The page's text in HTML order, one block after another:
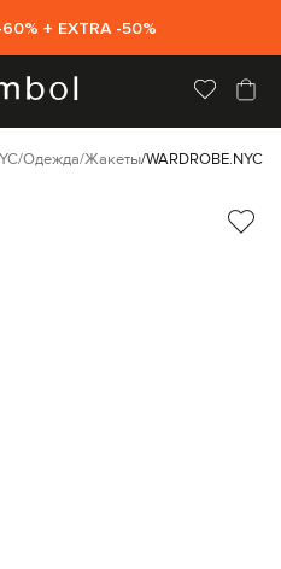
+ EXTRA -50%
Одежда Жакеты WARDROBE.NYC